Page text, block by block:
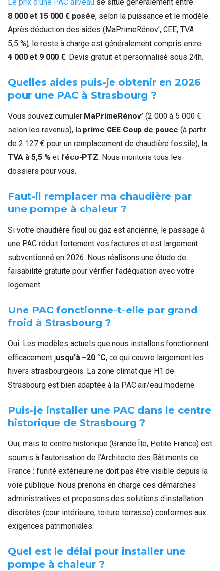
Le prix d’une PAC air/eau se situe généralement entre
8 000 et 15 000 € posée, selon la puissance et le modèle.
Après déduction des aides (MaPrimeRénov’, CEE, TVA
5,5 %), le reste à charge est généralement compris entre
4 000 et 9 000 €. Devis gratuit et personnalisé sous 24h.
Quelles aides puis-je obtenir en 2026
pour une PAC à Strasbourg ?
Vous pouvez cumuler MaPrimeRénov’ (2 000 à 5 000 €
selon les revenus), la prime CEE Coup de pouce (à partir
de 2 127 € pour un remplacement de chaudière fossile), la
TVA à 5,5 % et l’éco-PTZ. Nous montons tous les
dossiers pour vous.
Faut-il remplacer ma chaudière par
une pompe à chaleur ?
Si votre chaudière fioul ou gaz est ancienne, le passage à
une PAC réduit fortement vos factures et est largement
subventionné en 2026. Nous réalisons une étude de
faisabilité gratuite pour vérifier l’adéquation avec votre
logement.
Une PAC fonctionne-t-elle par grand
froid à Strasbourg ?
Oui. Les modèles actuels que nous installons fonctionnent
efficacement jusqu’à −20 °C, ce qui couvre largement les
hivers strasbourgeois. La zone climatique H1 de
Strasbourg est bien adaptée à la PAC air/eau moderne.
Puis-je installer une PAC dans le centre
historique de Strasbourg ?
Oui, mais le centre historique (Grande Île, Petite France) est
soumis à l’autorisation de l’Architecte des Bâtiments de
France : l’unité extérieure ne doit pas être visible depuis la
voie publique. Nous prenons en charge ces démarches
administratives et proposons des solutions d’installation
discrètes (cour intérieure, toiture terrasse) conformes aux
exigences patrimoniales.
Quel est le délai pour installer une
pompe à chaleur ?